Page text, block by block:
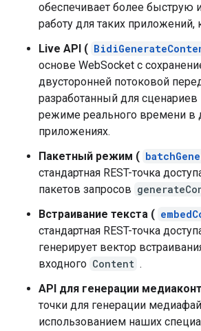
обеспечивает более быструю
работу для таких приложений,
Live API (
основе WebSocket с
двусторонней потоковой
разработанный для сценариев
режиме реального времени в
приложениях.
Пакетный режим (
стандартная REST-точка
пакетов запросов
Встраивание текста (
стандартная REST-точка
генерирует вектор
входного Content .
API для генерации
точки для генерации
использованием наших